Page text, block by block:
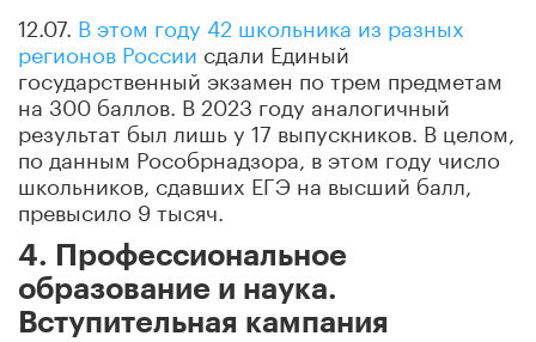
12.07. В этом году 42 школьника из разных
регионов России сдали Единый
государственный экзамен по трем предметам
на 300 баллов. В 2023 году аналогичный
результат был лишь у 17 выпускников. В целом,
по данным Рособрнадзора, в этом году число
школьников, сдавших ЕГЭ на высший балл,
превысило 9 тысяч.
4. Профессиональное
образование и наука.
Вступительная кампания